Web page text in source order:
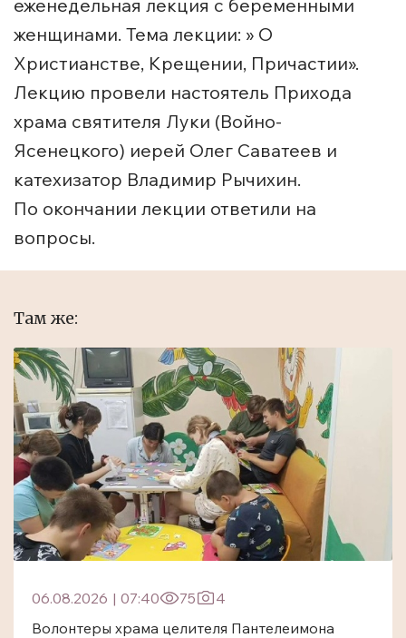
еженедельная лекция с беременными
женщинами. Тема лекции: » О
Христианстве, Крещении, Причастии».
Лекцию провели настоятель Прихода
храма святителя Луки (Войно-
Ясенецкого) иерей Олег Саватеев и
катехизатор Владимир Рычихин.
По окончании лекции ответили на
вопросы.
Там же:
06.08.2026 | 07:40 75
4
Волонтеры храма целителя Пантелеимона